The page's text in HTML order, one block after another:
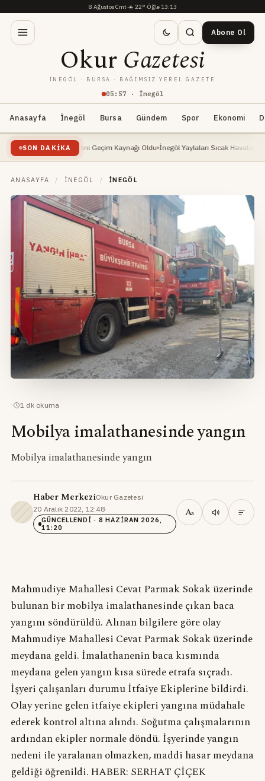
8 Ağustos Cmt·☀️ 22°·Öğle 13:13
05 : 57· İnegöl
OkurGazetesi
İNEGÖL · BURSA · BAĞIMSIZ YEREL GAZETE
Abone Ol
Anasayfa İnegöl Bursa Gündem Spor Ekonomi
SON DAKIKA
Yeni Geçim Kaynağı Oldu İnegöl Yaylaları Sıcak Havalarda Doğa
ANASAYFA / İNEGÖL / İNEGÖL
· 1 dk okuma
Mobilya imalathanesinde yangın
Mobilya imalathanesinde yangın
Haber MerkeziOkur Gazetesi·
20 Aralık 2022, 12:48·
GÜNCELLENDI · 8 HAZIRAN 2026,
11:20
Aa
Mahmudiye Mahallesi Cevat Parmak Sokak üzerinde
bulunan bir mobilya imalathanesinde çıkan baca
yangını söndürüldü. Alınan bilgilere göre olay
Mahmudiye Mahallesi Cevat Parmak Sokak üzerinde
meydana geldi. İmalathanenin baca kısmında
meydana gelen yangın kısa sürede etrafa sıçradı.
İşyeri çalışanları durumu İtfaiye Ekiplerine bildirdi.
Olay yerine gelen itfaiye ekipleri yangına müdahale
ederek kontrol altına alındı. Soğutma çalışmalarının
ardından ekipler normale döndü. İşyerinde yangın
nedeni ile yaralanan olmazken, maddi hasar meydana
geldiği öğrenildi. HABER: SERHAT ÇİÇEK